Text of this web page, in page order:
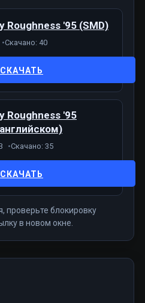
Roughness '95 (SMD)
Скачано: 40
СКАЧАТЬ
Roughness '95
Скачано: 35
СКАЧАТЬ
проверьте блокировку
в новом окне.